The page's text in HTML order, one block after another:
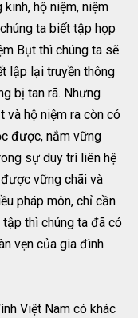
hộ niệm, niệm
ta biết tập họp
Bụt thì chúng ta sẽ
lập lại truyền thông
bị tan rã. Nhưng
và hộ niệm ra còn có
được, nắm vững
sự duy trì liên hệ
vững chãi và
pháp môn, chỉ cần
thì chúng ta đã có
vẹn của gia đình
Việt Nam có khác